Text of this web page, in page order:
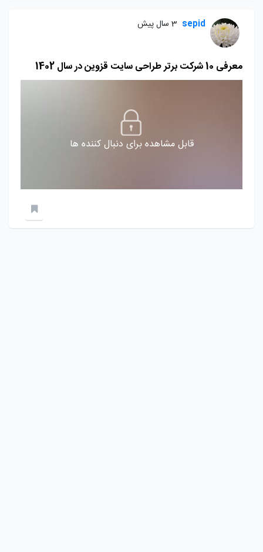
sepid 3 سال پیش
معرفی 10 شرکت برتر طراحی سایت قزوین در سال 1402
قابل مشاهده برای دنبال کننده ها